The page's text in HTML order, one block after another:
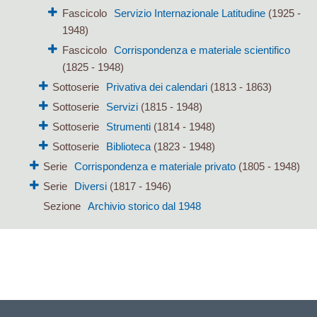
Fascicolo
Servizio Internazionale Latitudine(1925 -
1948)
Fascicolo
Corrispondenza e materiale scientifico
(1825 - 1948)
Sottoserie
Privativa dei calendari (1813 - 1863)
Sottoserie
Servizi (1815 - 1948)
Sottoserie
Strumenti (1814 - 1948)
Sottoserie
Biblioteca (1823 - 1948)
Serie Corrispondenza e materiale privato(1805 - 1948)
Serie
Diversi(1817 - 1946)
Sezione Archivio storico dal 1948